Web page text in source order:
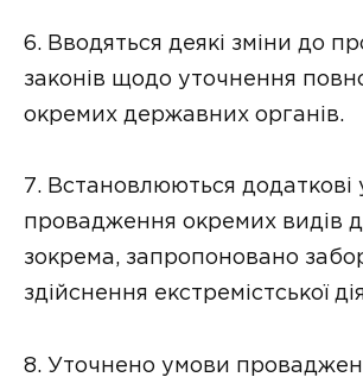
6. Вводяться деякі зміни до
законів щодо уточнення
окремих державних органів.
7. Встановлюються додаткові
провадження окремих видів
зокрема, запропоновано
здійснення екстремістської
8. Уточнено умови